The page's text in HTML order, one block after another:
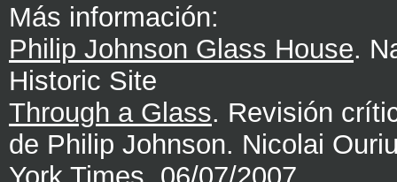
Más información:
Philip Johnson Glass House.
Historic Site
Through a Glass. Revisión
de Philip Johnson. Nicolai